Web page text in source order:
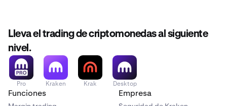
Lleva el trading de criptomonedas al siguiente
nivel.
Pro Kraken Krak Desktop
Funciones Empresa